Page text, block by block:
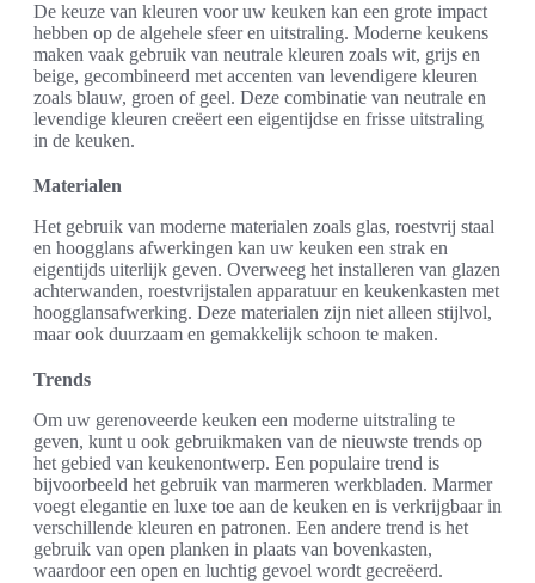
De keuze van kleuren voor uw keuken kan een grote impact
hebben op de algehele sfeer en uitstraling. Moderne keukens
maken vaak gebruik van neutrale kleuren zoals wit, grijs en
beige, gecombineerd met accenten van levendigere kleuren
zoals blauw, groen of geel. Deze combinatie van neutrale en
levendige kleuren creëert een eigentijdse en frisse uitstraling
in de keuken.
Materialen
Het gebruik van moderne materialen zoals glas, roestvrij staal
en hoogglans afwerkingen kan uw keuken een strak en
eigentijds uiterlijk geven. Overweeg het installeren van glazen
achterwanden, roestvrijstalen apparatuur en keukenkasten met
hoogglansafwerking. Deze materialen zijn niet alleen stijlvol,
maar ook duurzaam en gemakkelijk schoon te maken.
Trends
Om uw gerenoveerde keuken een moderne uitstraling te
geven, kunt u ook gebruikmaken van de nieuwste trends op
het gebied van keukenontwerp. Een populaire trend is
bijvoorbeeld het gebruik van marmeren werkbladen. Marmer
voegt elegantie en luxe toe aan de keuken en is verkrijgbaar in
verschillende kleuren en patronen. Een andere trend is het
gebruik van open planken in plaats van bovenkasten,
waardoor een open en luchtig gevoel wordt gecreëerd.